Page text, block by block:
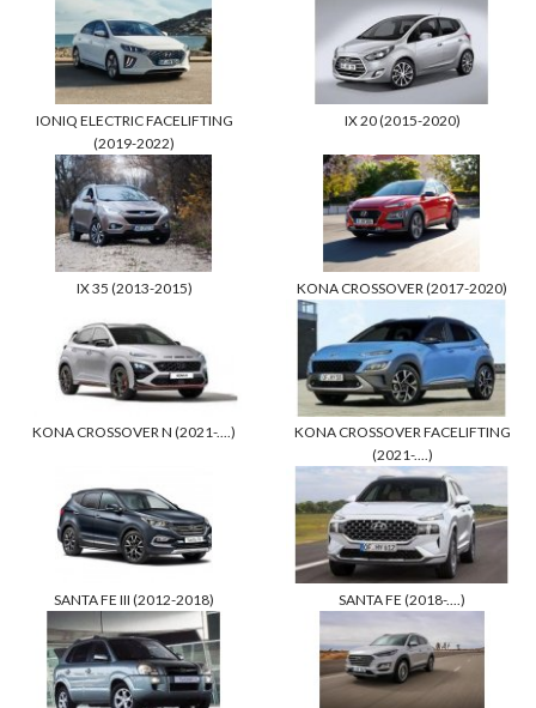
IONIQ ELECTRIC FACELIFTING
(2019-2022)
IX 20 (2015-2020)
IX 35 (2013-2015) KONA CROSSOVER (2017-2020)
KONA CROSSOVER N (2021-....)
KONA CROSSOVER FACELIFTING
(2021-....)
SANTA FE III (2012-2018) SANTA FE (2018-....)